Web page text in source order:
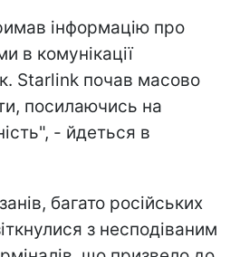
інформацію про
в комунікації
Starlink почав масово
посилаючись на
- йдеться в
багато російських
з несподіваним